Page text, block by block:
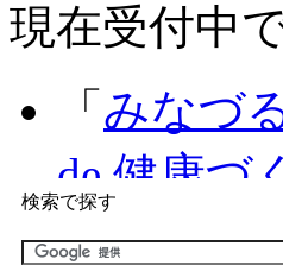
現在受付中
「 みなづ
de 健康づ
「子育て
検索で探す